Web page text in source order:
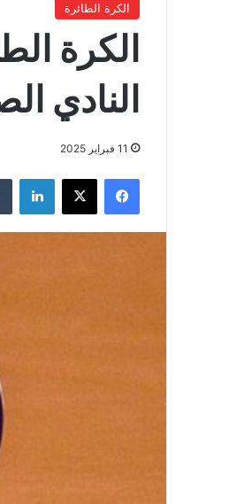
الكرة الطائرة
الكرة
النادي
11 فبراير 2025
فيسبوك ‫X